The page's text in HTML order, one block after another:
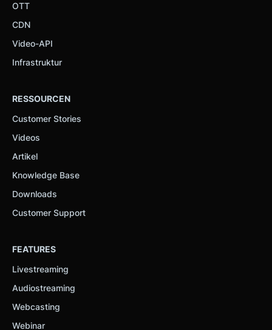
OTT
CDN
Video-API
Infrastruktur
RESSOURCEN
Customer Stories
Videos
Artikel
Knowledge Base
Downloads
Customer Support
FEATURES
Livestreaming
Audiostreaming
Webcasting
Webinar